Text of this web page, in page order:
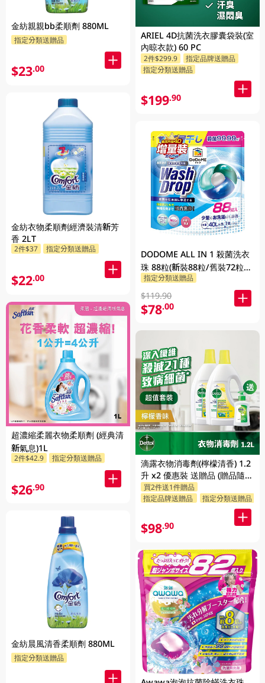
金紡親親bb柔順劑 880ML
指定分類送贈品
$23.00
金紡衣物柔順劑經濟裝清新芳
香 2LT
2件$37 指定分類送贈品
$22.00
超濃縮柔麗衣物柔順劑 (經典清
新氣息)1L
2件$42.9 指定分類送贈品
$26.90
金紡晨風清香柔順劑 880ML
指定分類送贈品
ARIEL 4D抗菌洗衣膠囊袋裝(室
內晾衣款) 60 PC
2件$299.9
指定品牌送贈品
指定分類送贈品
$199.90
DODOME ALL IN 1 殺菌洗衣
珠 88粒(新裝88粒/舊裝72粒隨
機發貨)
指定分類送贈品
$119.90
$78.00
滴露衣物消毒劑(檸檬清香) 1.2
升 x2 優惠裝 送贈品 (贈品隨機
發送)
買2件送1件贈品
指定品牌送贈品
指定分類送贈品
$98.90